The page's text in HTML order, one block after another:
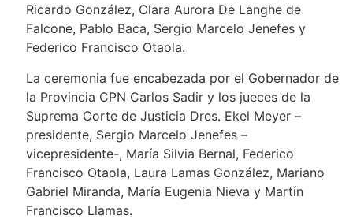
Ricardo González, Clara Aurora De Langhe de
Falcone, Pablo Baca, Sergio Marcelo Jenefes y
Federico Francisco Otaola.
La ceremonia fue encabezada por el Gobernador de
la Provincia CPN Carlos Sadir y los jueces de la
Suprema Corte de Justicia Dres. Ekel Meyer –
presidente, Sergio Marcelo Jenefes –
vicepresidente-, María Silvia Bernal, Federico
Francisco Otaola, Laura Lamas González, Mariano
Gabriel Miranda, María Eugenia Nieva y Martín
Francisco Llamas.